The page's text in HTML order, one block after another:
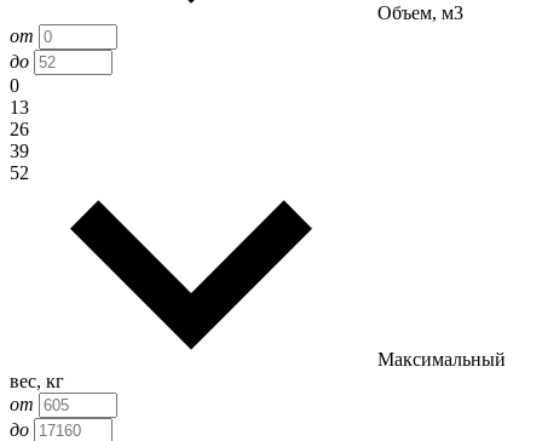
Объем, м3
от
до
0
13
26
39
52
Максимальный
вес, кг
от
до